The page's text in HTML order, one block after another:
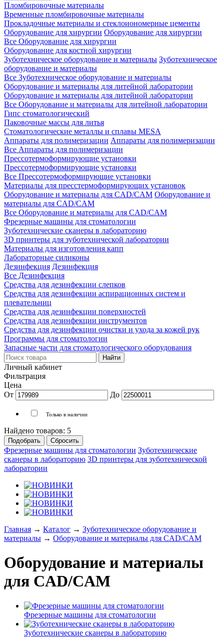
Пломбировочные материалы
Временные пломбировочные материалы
Прокладочные материалы и стеклоиономерные цементы
Оборудование для хирургии Оборудование для хирургии
Все Оборудование для хирургии
Оборудование для костной хирургии
Зуботехническое оборудование и материалы Зуботехническое
оборудование и материалы
Все Зуботехническое оборудование и материалы
Оборудование и материалы для литейной лаборатории
Оборудование и материалы для литейной лаборатории
Все Оборудование и материалы для литейной лаборатории
Гипс стоматологический
Паковочные массы для литья
Стоматологические металлы и сплавы MESA
Аппараты для полимеризации Аппараты для полимеризации
Все Аппараты для полимеризации
Прессотермоформирующие установки
Прессотермоформирующие установки
Все Прессотермоформирующие установки
Материалы для пресстермоформирующих установок
Оборудование и материалы для CAD/CAM Оборудование и
материалы для CAD/CAM
Все Оборудование и материалы для CAD/CAM
Фрезерные машины для стоматологии
Зуботехнические сканеры в лабораторию
3D принтеры для зуботехнической лаборатории
Материалы для изготовления капп
Лабораторные силиконы
Дезинфекция Дезинфекция
Все Дезинфекция
Средства для дезинфекции слепков
Средства для дезинфекции аспирационных систем и
плевательниц
Средства для дезинфекции поверхностей
Средства для дезинфекции инструментов
Средства для дезинфекции очистки и ухода за кожей рук
Программы для стоматологии
Запасные части для стоматологического оборудования
Личный кабинет
Фильтрация
Цена
От
До
Только в наличии
Найдено товаров: 5
Фрезерные машины для стоматологии Зуботехнические
сканеры в лабораторию 3D принтеры для зуботехнической
лаборатории
Главная → Каталог → Зуботехническое оборудование и
материалы → Оборудование и материалы для CAD/CAM
Оборудование и материалы
для CAD/CAM
Фрезерные машины для стоматологии
Зуботехнические сканеры в лабораторию